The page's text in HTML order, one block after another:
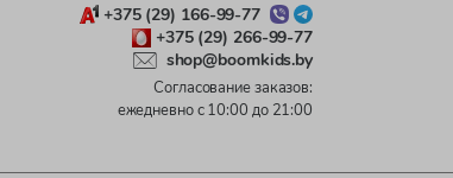
+375 (29) 166-99-77
+375 (29) 266-99-77
shop@boomkids.by
Согласование заказов:
ежедневно с 10:00 до 21:00